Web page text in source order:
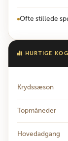
Ofte stillede
HURTIGE
Krydssæson
Topmåneder
Hovedadgang